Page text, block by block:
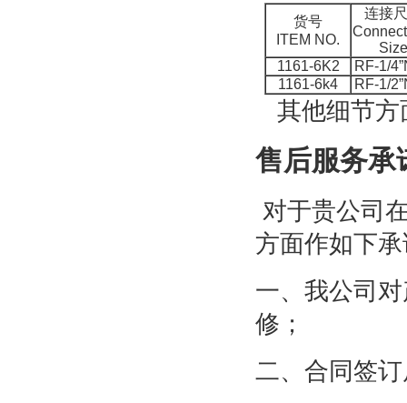
货号
ITEM NO.
连接
Size
1161-6K2
RF-1/
1161-6k4
RF-1/
其他细节方
售后服务承
对于贵公司
方面作如下
一、我公司
修；
二、合同签